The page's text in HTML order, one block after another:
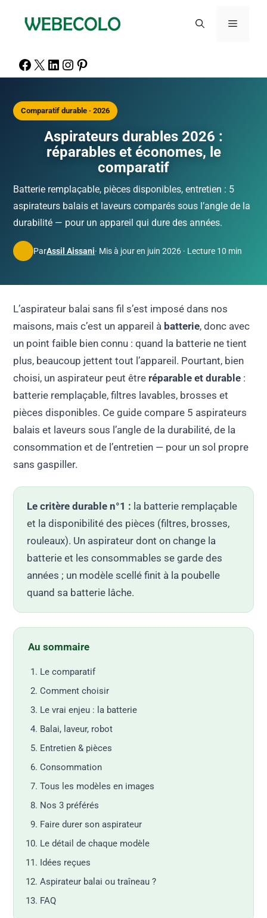
Comparatif durable · 2026
Aspirateurs durables 2026 :
réparables et économes, le
comparatif
Batterie remplaçable, pièces disponibles, entretien : 5
aspirateurs balais et laveurs comparés sous l’angle de la
durabilité — pour un appareil qui dure des années.
ParAssil Aissani· Mis à jour en juin 2026 · Lecture 10 min
L’aspirateur balai sans fil s’est imposé dans nos
maisons, mais c’est un appareil à batterie, donc avec
un point faible bien connu : quand la batterie ne tient
plus, beaucoup jettent tout l’appareil. Pourtant, bien
choisi, un aspirateur peut être réparable et durable :
batterie remplaçable, filtres lavables, brosses et
pièces disponibles. Ce guide compare 5 aspirateurs
balais et laveurs sous l’angle de la durabilité, de la
consommation et de l’entretien — pour un sol propre
sans gaspiller.
Le critère durable n°1 : la batterie remplaçable
et la disponibilité des pièces (filtres, brosses,
rouleaux). Un aspirateur dont on change la
batterie et les consommables se garde des
années ; un modèle scellé finit à la poubelle
quand sa batterie lâche.
Au sommaire
Le comparatif
Comment choisir
Le vrai enjeu : la batterie
Balai, laveur, robot
Entretien & pièces
Consommation
Tous les modèles en images
Nos 3 préférés
Faire durer son aspirateur
Le détail de chaque modèle
Idées reçues
Aspirateur balai ou traîneau ?
FAQ